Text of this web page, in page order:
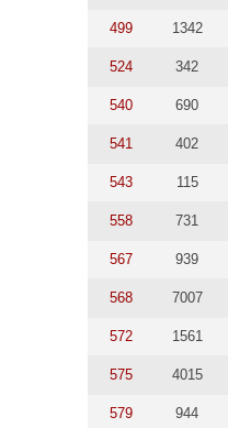
499 1342
524 342
540 690
541 402
543 115
558 731
567 939
568 7007
572 1561
575 4015
579 944